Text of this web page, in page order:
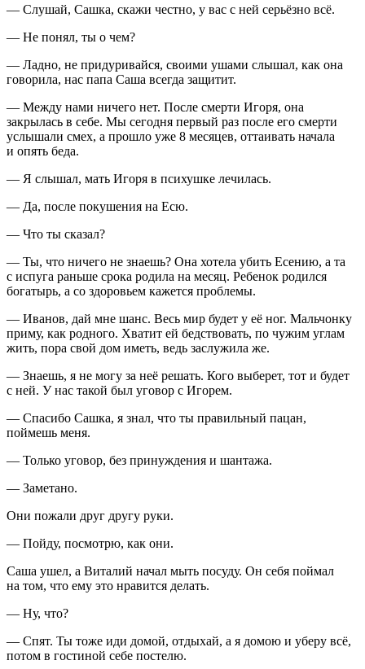
— Слушай, Сашка, скажи честно, у вас с ней серьёзно всё.
— Не понял, ты о чем?
— Ладно, не придуривайся, своими ушами слышал, как она
говорила, нас папа Саша всегда защитит.
— Между нами ничего нет. После смерти Игоря, она
закрылась в себе. Мы сегодня первый раз после его смерти
услышали смех, а прошло уже 8 месяцев, оттаивать начала
и опять беда.
— Я слышал, мать Игоря в психушке лечилась.
— Да, после покушения на Есю.
— Что ты сказал?
— Ты, что ничего не знаешь? Она хотела убить Есению, а та
с испуга раньше срока родила на месяц. Ребенок родился
богатырь, а со здоровьем кажется проблемы.
— Иванов, дай мне шанс. Весь мир будет у её ног. Мальчонку
приму, как родного. Хватит ей бедствовать, по чужим углам
жить, пора свой дом иметь, ведь заслужила же.
— Знаешь, я не могу за неё решать. Кого выберет, тот и будет
с ней. У нас такой был уговор с Игорем.
— Спасибо Сашка, я знал, что ты правильный пацан,
поймешь меня.
— Только уговор, без принуждения и шантажа.
— Заметано.
Они пожали друг другу руки.
— Пойду, посмотрю, как они.
Саша ушел, а Виталий начал мыть посуду. Он себя поймал
на том, что ему это нравится делать.
— Ну, что?
— Спят. Ты тоже иди домой, отдыхай, а я домою и уберу всё,
потом в гостиной себе постелю.